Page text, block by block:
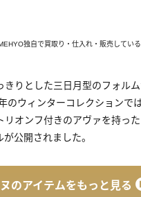
独自で買取り・仕入れ・販売してい
きりとした三日月型のフォル
のウィンターコレクションで
リオンフ付きのアヴァを持っ
公開されました。
のアイテムをもっと見る